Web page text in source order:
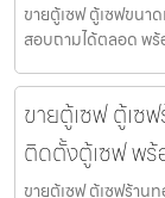
ขายตู้เซฟ ตู้เซฟขนา
สอบถามได้ตลอด พร้
ขายตู้เซฟ ตู้เซ
ติดตั้งตู้เซฟ พ
ขายตู้เซฟ ตู้เซฟร้าน